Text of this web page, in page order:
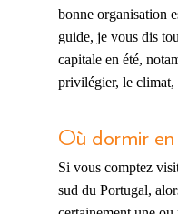
bonne organisation
guide, je vous dis
capitale en été,
privilégier, le
Où dormir
Si vous comptez
sud du Portugal,